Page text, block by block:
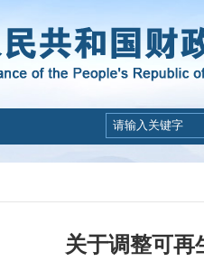
关于调整可再